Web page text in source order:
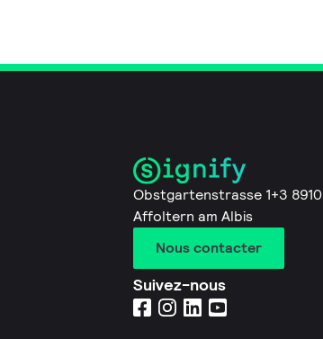
Obstgartenstrasse 1+3 8910
Affoltern am Albis
Nous contacter
Suivez-nous